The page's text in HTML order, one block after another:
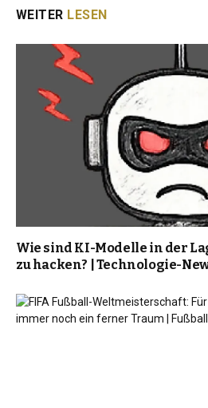
WEITER LESEN
Wie sind KI-Modelle in der
zu hacken? | Technologie-